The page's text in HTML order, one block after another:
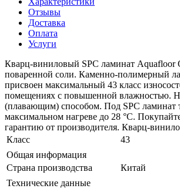
Отзывы
Доставка
Оплата
Услуги
Кварц-виниловый SPC ламинат Aquafloor
поваренной соли. Каменно-полимерный
присвоен максимальный 43 класс
помещениях с повышенной влажностью.
(плавающим) способом. Под SPC ламинат
максимальном нагреве до 28 °С.
гарантию от производителя. Кварц-
Класс
43
Общая информация
Страна производства
Китай
Технические данные